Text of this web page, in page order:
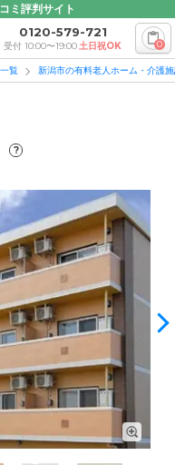
ミ評判サイト
0120-579-721
受付 10:00〜19:00土日祝OK 0
覧 新潟市の有料老人ホーム・介護
?